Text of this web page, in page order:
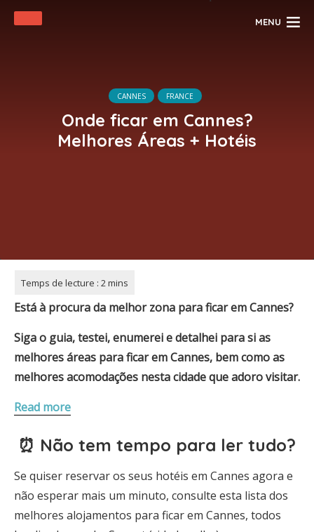
MENU
CANNES FRANCE
Onde ficar em Cannes?
Melhores Áreas + Hotéis
Está à procura da melhor zona para ficar em Cannes?
Siga o guia, testei, enumerei e detalhei para si as
melhores áreas para ficar em Cannes, bem como as
melhores acomodações nesta cidade que adoro visitar.
Read more
⏰ Não tem tempo para ler tudo?
Se quiser reservar os seus hotéis em Cannes agora e
não esperar mais um minuto, consulte esta lista dos
melhores alojamentos para ficar em Cannes, todos